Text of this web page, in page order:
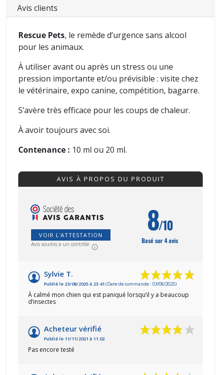
Avis clients
Rescue Pets, le remède d’urgence sans alcool
pour les animaux.
À utiliser avant ou après un stress ou une
pression importante et/ou prévisible : visite chez
le vétérinaire, expo canine, compétition, bagarre.
S’avère très efficace pour les coups de chaleur.
À avoir toujours avec soi.
Contenance : 10 ml ou 20 ml.
AVIS À PROPOS DU PRODUIT
VOIR L'ATTESTATION
Avis soumis à un contrôle
8/10
Basé sur 4 avis
Sylvie T.
Publié le 23/08/2025 à 23:41 (Date de commande : 03/08/2025)
À calmé mon chien qui est paniqué lorsqu’il y a beaucoup
d’insectes
Acheteur vérifié
Publié le 11/11/2021 à 11:02
Pas encore testé